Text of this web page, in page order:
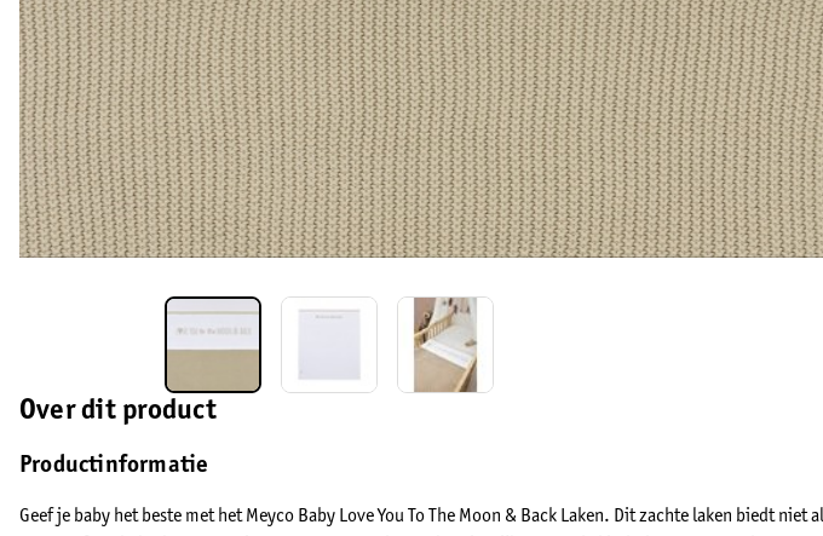
Over dit product
Productinformatie
Geef je baby het beste met het Meyco Baby Love You To The Moon & Back Laken. Dit zachte laken biedt niet